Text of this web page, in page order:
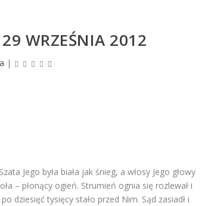
WRZEŚNIA 2012
|
Jego była biała jak śnieg, a włosy Jego głowy
– płonący ogień. Strumień ognia się rozlewał i
dziesięć tysięcy stało przed Nim. Sąd zasiadł i